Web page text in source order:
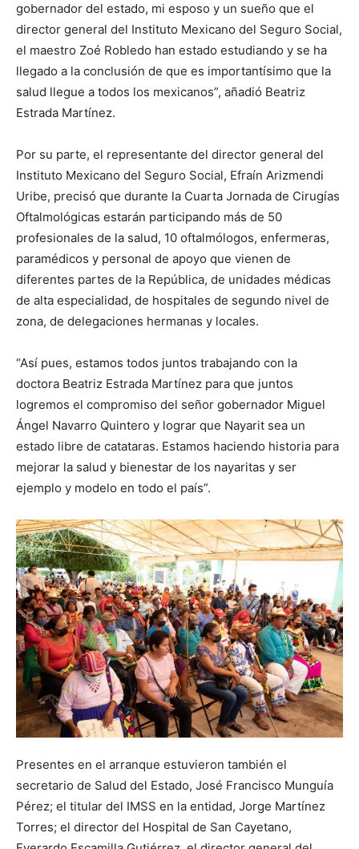
gobernador del estado, mi esposo y un sueño que el
director general del Instituto Mexicano del Seguro Social,
el maestro Zoé Robledo han estado estudiando y se ha
llegado a la conclusión de que es importantísimo que la
salud llegue a todos los mexicanos”, añadió Beatriz
Estrada Martínez.
Por su parte, el representante del director general del
Instituto Mexicano del Seguro Social, Efraín Arizmendi
Uribe, precisó que durante la Cuarta Jornada de Cirugías
Oftalmológicas estarán participando más de 50
profesionales de la salud, 10 oftalmólogos, enfermeras,
paramédicos y personal de apoyo que vienen de
diferentes partes de la República, de unidades médicas
de alta especialidad, de hospitales de segundo nivel de
zona, de delegaciones hermanas y locales.
“Así pues, estamos todos juntos trabajando con la
doctora Beatriz Estrada Martínez para que juntos
logremos el compromiso del señor gobernador Miguel
Ángel Navarro Quintero y lograr que Nayarit sea un
estado libre de catataras. Estamos haciendo historia para
mejorar la salud y bienestar de los nayaritas y ser
ejemplo y modelo en todo el país”.
Presentes en el arranque estuvieron también el
secretario de Salud del Estado, José Francisco Munguía
Pérez; el titular del IMSS en la entidad, Jorge Martínez
Torres; el director del Hospital de San Cayetano,